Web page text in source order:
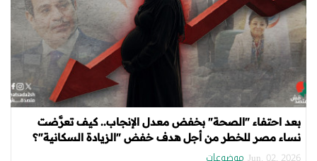
بعد احتفاء "الصحة" بخفض معدل الإنجاب.. كيف تعرَّضت
نساء مصر للخطر من أجل هدف خفض "الزيادة السكانية"؟